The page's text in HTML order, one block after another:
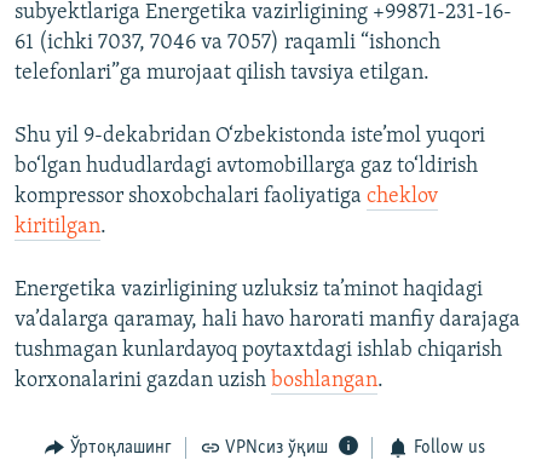
subyektlariga Energetika vazirligining +99871-231-16-
61 (ichki 7037, 7046 va 7057) raqamli “ishonch
telefonlari”ga murojaat qilish tavsiya etilgan.
Shu yil 9-dekabridan O‘zbekistonda iste’mol yuqori
bo‘lgan hududlardagi avtomobillarga gaz to‘ldirish
kompressor shoxobchalari faoliyatiga cheklov
kiritilgan.
Energetika vazirligining uzluksiz ta’minot haqidagi
va’dalarga qaramay, hali havo harorati manfiy darajaga
tushmagan kunlardayoq poytaxtdagi ishlab chiqarish
korxonalarini gazdan uzish boshlangan.
Ўртоқлашинг VPNсиз ўқиш Follow us